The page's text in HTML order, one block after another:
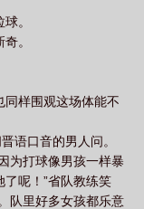
。
。
样围观这场体能不
语口音的男人问。
为打球像男孩一样暴
呢！”省队教练笑
队里好多女孩都乐意